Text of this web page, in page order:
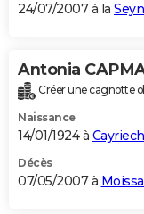
24/07/2007 à la
Antonia
Créer une cagnotte
Naissance
14/01/1924 à Cayriech
Décès
07/05/2007 à